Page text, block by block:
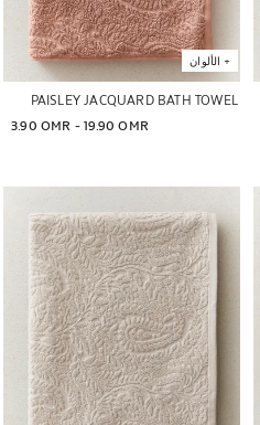
PAISLEY JACQUARD BATH TOWEL
3.90 OMR - 19.90 OMR
+ الألوان
تم تغيير الصورة إلى 1 من 5